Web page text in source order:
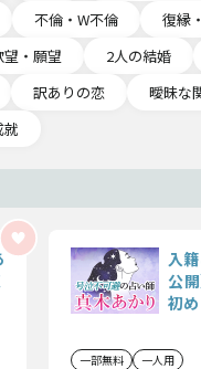
不倫・W不倫
復縁
・願望 2人の結婚
訳ありの恋 曖昧な
就
入
公
初め
一部無料 一人用